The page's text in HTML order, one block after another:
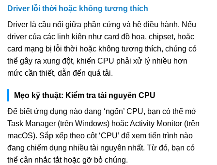
Driver lỗi thời hoặc không tương thích
Driver là cầu nối giữa phần cứng và hệ điều hành. Nếu
driver của các linh kiện như card đồ họa, chipset, hoặc
card mạng bị lỗi thời hoặc không tương thích, chúng có
thể gây ra xung đột, khiến CPU phải xử lý nhiều hơn
mức cần thiết, dẫn đến quá tải.
Mẹo kỹ thuật: Kiểm tra tài nguyên CPU
Để biết ứng dụng nào đang ‘ngốn’ CPU, bạn có thể mở
Task Manager (trên Windows) hoặc Activity Monitor (trên
macOS). Sắp xếp theo cột ‘CPU’ để xem tiến trình nào
đang chiếm dụng nhiều tài nguyên nhất. Từ đó, bạn có
thể cân nhắc tắt hoặc gỡ bỏ chúng.